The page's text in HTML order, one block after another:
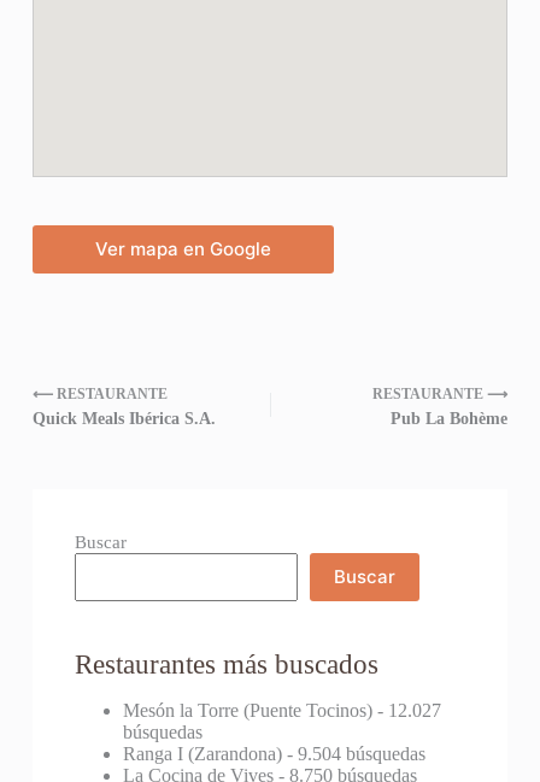
Ver mapa en Google
⟵ RESTAURANTE
Quick Meals Ibérica S.A.
RESTAURANTE ⟶
Pub La Bohème
Buscar
Buscar
Restaurantes más buscados
Mesón la Torre (Puente Tocinos)- 12.027
búsquedas
Ranga I (Zarandona)- 9.504 búsquedas
La Cocina de Vives- 8.750 búsquedas